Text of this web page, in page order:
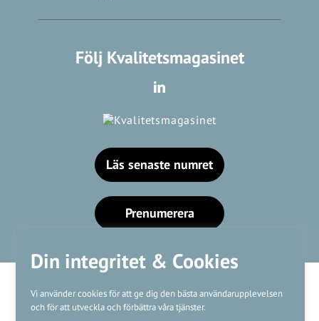
Din integritet & Cookies
Vi använder cookies för att ge dig den bästa användarupplevelsen
och för att utveckla och förbättra våra tjänster.
Följ Kvalitetsmagasinet
Läs senaste numret
Prenumerera